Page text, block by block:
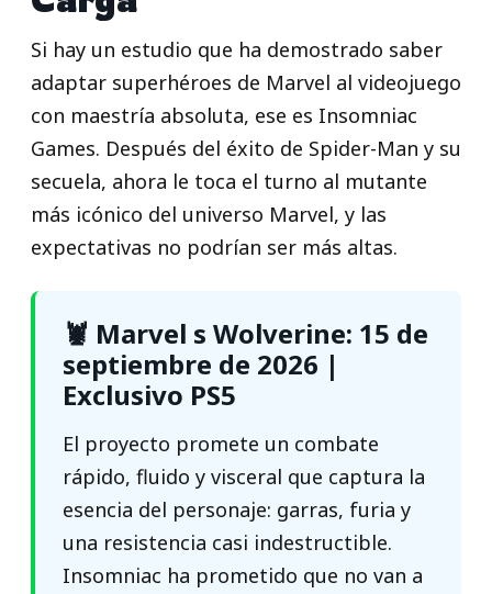
Si hay un estudio que ha demostrado saber
adaptar superhéroes de Marvel al videojuego
con maestría absoluta, ese es Insomniac
Games. Después del éxito de Spider-Man y su
secuela, ahora le toca el turno al mutante
más icónico del universo Marvel, y las
expectativas no podrían ser más altas.
🦞 Marvel s Wolverine: 15 de
septiembre de 2026 |
Exclusivo PS5
El proyecto promete un combate
rápido, fluido y visceral que captura la
esencia del personaje: garras, furia y
una resistencia casi indestructible.
Insomniac ha prometido que no van a